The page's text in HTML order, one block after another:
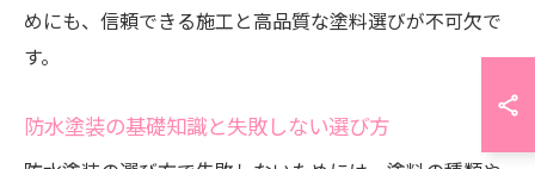
めにも、信頼できる施工と高品質な塗料選びが不可欠で
す。
防水塗装の基礎知識と失敗しない選び方